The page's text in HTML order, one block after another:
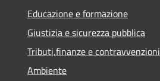
Educazione e formazione
Giustizia e sicurezza pubblica
Tributi,finanze e contravvenzioni
Ambiente